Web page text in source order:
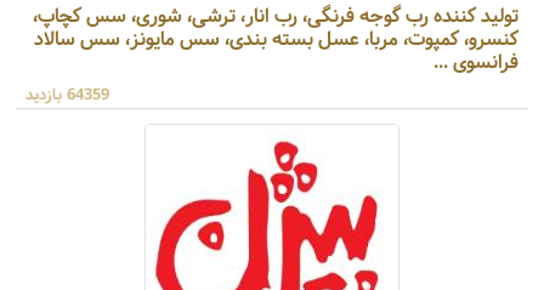
تولید کننده رب گوجه فرنگی، رب انار، ترشی، شوری، سس کچاپ،
کنسرو، کمپوت، مربا، عسل بسته بندی، سس مایونز، سس سالاد
فرانسوی ...
64359 بازدید